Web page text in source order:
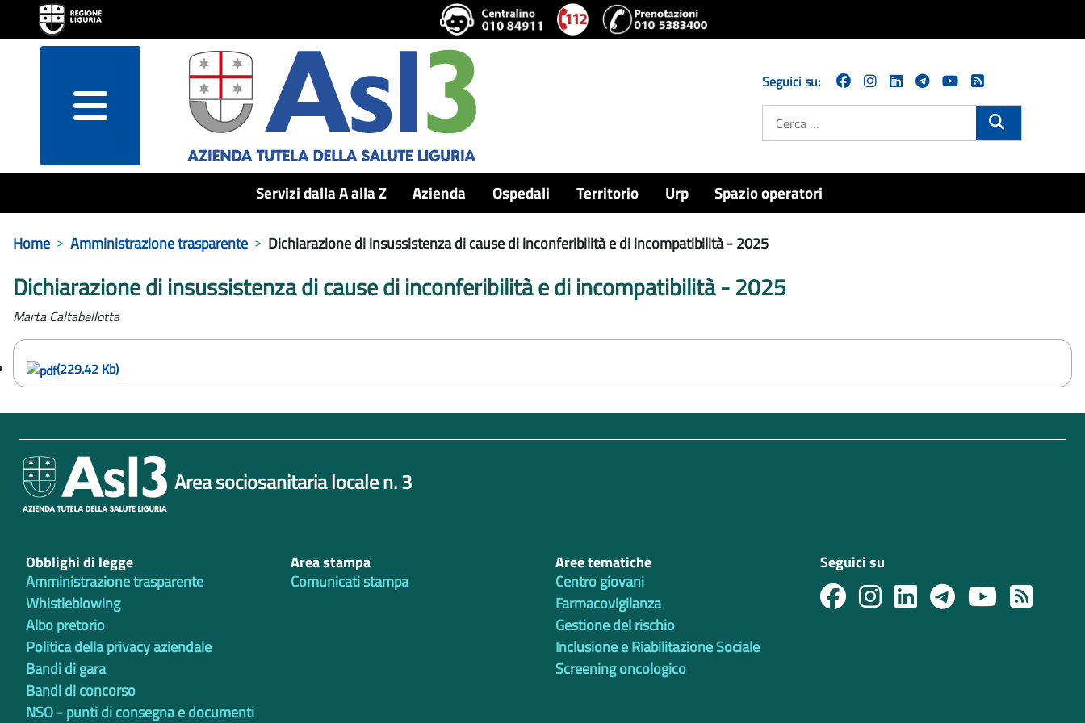
menu
Seguici su:
Cerca
Servizi dalla A alla Z Azienda Ospedali Territorio Urp Spazio operatori
Home Amministrazione trasparente Dichiarazione di insussistenza di cause di inconferibilità e di incompatibilità - 2025
Dichiarazione di insussistenza di cause di inconferibilità e di incompatibilità - 2025
Marta Caltabellotta
(229.42 Kb)
Area sociosanitaria locale n. 3
Obblighi di legge
Amministrazione trasparente
Whistleblowing
Albo pretorio
Politica della privacy aziendale
Bandi di gara
Bandi di concorso
NSO - punti di consegna e documenti
Area stampa
Comunicati stampa
Aree tematiche
Centro giovani
Farmacovigilanza
Gestione del rischio
Inclusione e Riabilitazione Sociale
Screening oncologico
Seguici su